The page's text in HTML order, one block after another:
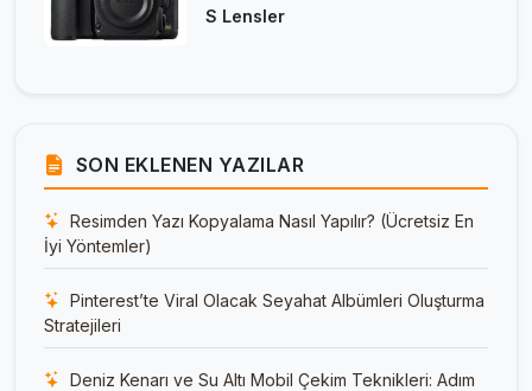
S Lensler
SON EKLENEN YAZILAR
Resimden Yazı Kopyalama Nasıl Yapılır? (Ücretsiz En
İyi Yöntemler)
Pinterest’te Viral Olacak Seyahat Albümleri Oluşturma
Stratejileri
Deniz Kenarı ve Su Altı Mobil Çekim Teknikleri: Adım